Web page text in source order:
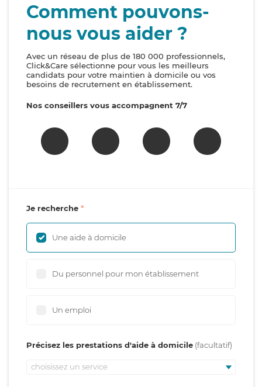
Comment pouvons-
nous vous aider ?
Avec un réseau de plus de 180 000 professionnels,
Click&Care sélectionne pour vous les meilleurs
candidats pour votre maintien à domicile ou vos
besoins de recrutement en établissement.
Nos conseillers vous accompagnent 7/7
Je recherche
Une aide à domicile
Du personnel pour mon établissement
Un emploi
Précisez les prestations d'aide à domicile
choisissez un service